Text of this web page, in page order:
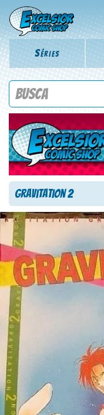
Séries
Procure por título
Gravitation 2